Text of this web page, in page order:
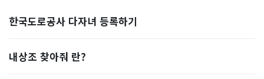
한국도로공사 다자녀 등록하기
내상조 찾아줘 란?